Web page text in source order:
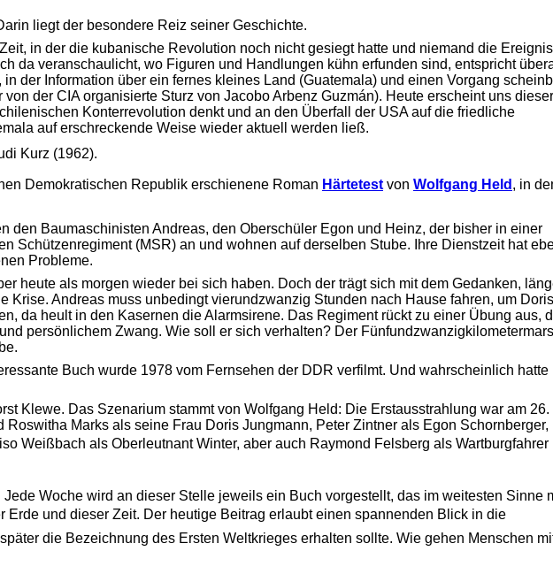
liegt der besondere Reiz seiner Geschichte.
in der die kubanische Revolution noch nicht gesiegt hatte und niemand die
da veranschaulicht, wo Figuren und Handlungen kühn erfunden sind, entspricht
der Information über ein fernes kleines Land (Guatemala) und einen Vorgang
der CIA organisierte Sturz von Jacobo Arbenz Guzmán). Heute erscheint uns dieser
Konterrevolution denkt und an den Überfall der USA auf die friedliche
auf erschreckende Weise wieder aktuell werden ließ.
Kurz (1962).
Demokratischen Republik erschienene Roman  Härtetest  von Wolfgang Held , in
Baumaschinisten Andreas, den Oberschüler Egon und Heinz, der bisher in einer
Schützenregiment (MSR) an und wohnen auf derselben Stube. Ihre Dienstzeit hat
Probleme.
heute als morgen wieder bei sich haben. Doch der trägt sich mit dem Gedanken,
Andreas muss unbedingt vierundzwanzig Stunden nach Hause fahren, um Doris
da heult in den Kasernen die Alarmsirene. Das Regiment rückt zu einer Übung aus,
persönlichem Zwang. Wie soll er sich verhalten? Der
Buch wurde 1978 vom Fernsehen der DDR verfilmt. Und wahrscheinlich hatte
Klewe. Das Szenarium stammt von Wolfgang Held: Die Erstausstrahlung war am 26.
Marks als seine Frau Doris Jungmann, Peter Zintner als Egon Schornberger,
als Oberleutnant Winter, aber auch Raymond Felsberg als Wartburgfahrer
Woche wird an dieser Stelle jeweils ein Buch vorgestellt, das im weitesten Sinne
und dieser Zeit. Der heutige Beitrag erlaubt einen spannenden Blick in die
die Bezeichnung des Ersten Weltkrieges erhalten sollte. Wie gehen Menschen